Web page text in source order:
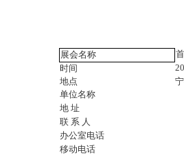
展会名称
时间
地点
单位名称
地 址
联 系 人
办公室电话
移动电话